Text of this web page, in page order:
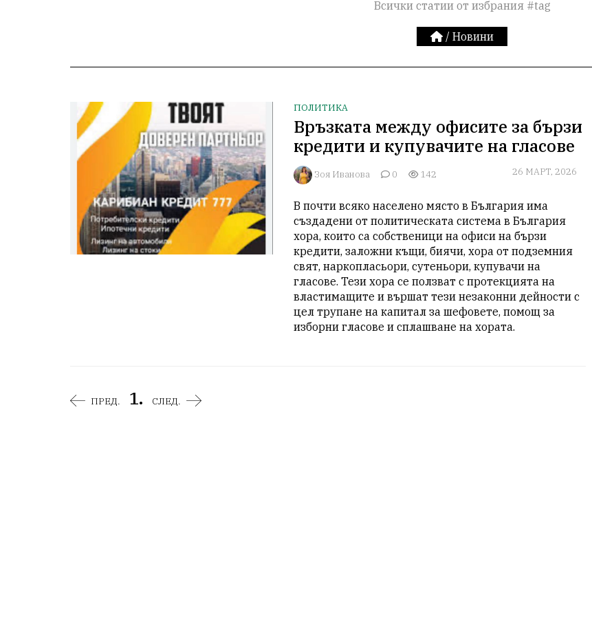
Всички статии от избрания #tag
/ Новини
ПОЛИТИКА
Връзката между офисите за бързи
кредити и купувачите на гласове
Зоя Иванова 0 142 26 МАРТ, 2026
В почти всяко населено място в България има
създадени от политическата система в България
хора, които са собственици на офиси на бързи
кредити, заложни къщи, биячи, хора от подземния
свят, наркопласьори, сутеньори, купувачи на
гласове. Тези хора се ползват с протекцията на
властимащите и вършат тези незаконни дейности с
цел трупане на капитал за шефовете, помощ за
изборни гласове и сплашване на хората.
ПРЕД. 1. СЛЕД.